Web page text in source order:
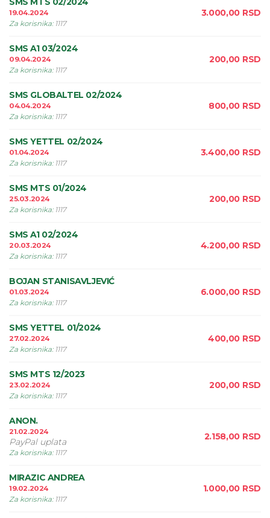
19.04.2024
Za korisnika: 1117
3.000,00 RSD
SMS A1 03/2024
09.04.2024
Za korisnika: 1117
200,00 RSD
SMS GLOBALTEL 02/2024
04.04.2024
Za korisnika: 1117
800,00 RSD
SMS YETTEL 02/2024
01.04.2024
Za korisnika: 1117
3.400,00 RSD
SMS MTS 01/2024
25.03.2024
Za korisnika: 1117
200,00 RSD
SMS A1 02/2024
20.03.2024
Za korisnika: 1117
4.200,00 RSD
BOJAN STANISAVLJEVIĆ
01.03.2024
Za korisnika: 1117
6.000,00 RSD
SMS YETTEL 01/2024
27.02.2024
Za korisnika: 1117
400,00 RSD
SMS MTS 12/2023
23.02.2024
Za korisnika: 1117
200,00 RSD
ANON.
21.02.2024
PayPal uplata
Za korisnika: 1117
2.158,00 RSD
MIRAZIC ANDREA
19.02.2024
Za korisnika: 1117
1.000,00 RSD